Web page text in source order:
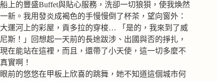
船上的豐盛Buffet與貼心服務，洗卻一切狼狽，使我煥然
一新。我用發炎成褐色的手慢慢倒了杯茶，望向窗外：
大運河上的彩屋，貢多拉的穿梭… 「是的，我來到了威
尼斯！」回想起一天前的長途跋涉、出國與否的掙扎，
現在能站在這裡，而且，還帶了小天使，這一切多麼不
真實啊！
眼前的悠悠在甲板上欣喜的跳舞，她不知道這個城市何